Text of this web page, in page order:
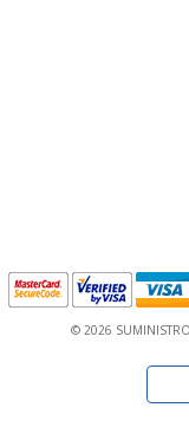
© 2026